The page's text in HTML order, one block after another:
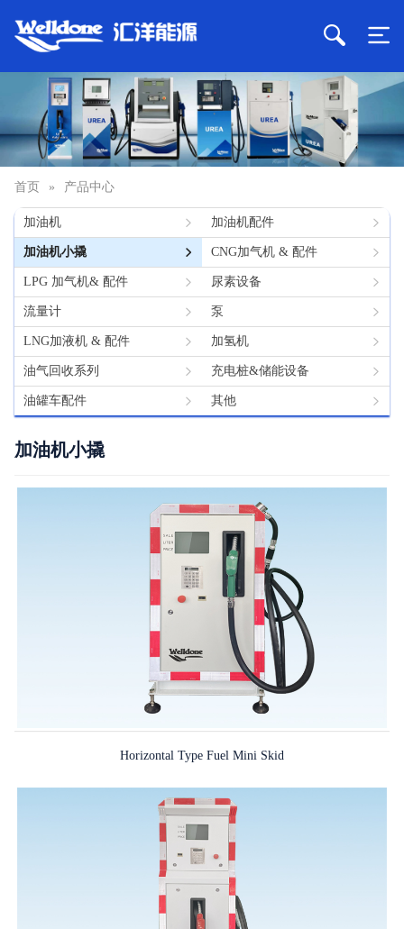
首页 » 产品中心
加油机 加油机配件
加油机小撬 CNG加气机 & 配件
LPG 加气机& 配件 尿素设备
流量计 泵
LNG加液机 & 配件 加氢机
油气回收系列 充电桩&储能设备
油罐车配件 其他
加油机小撬
Horizontal Type Fuel Mini Skid